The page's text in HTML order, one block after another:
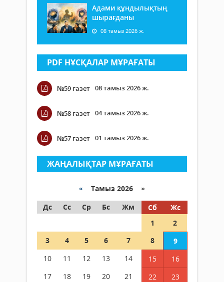
Адами құндылықтың
шырағданы
08 тамыз 2026 ж.
PDF НҰСҚАЛАР МҰРАҒАТЫ
№59 газет 08 тамыз 2026 ж.
№58 газет 04 тамыз 2026 ж.
№57 газет 01 тамыз 2026 ж.
ЖАҢАЛЫҚТАР МҰРАҒАТЫ
« Тамыз 2026 »
Дс
Сс Ср Бс Жм Сб
Жс
1
2
3
4 5 6 7 8
9
10
11 12 13 14 15
16
17
18 19 20 21 22
23